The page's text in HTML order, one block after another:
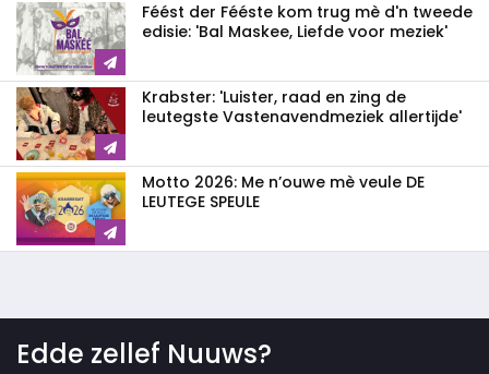
Féést der Fééste kom trug mè d'n tweede
edisie: 'Bal Maskee, Liefde voor meziek'
Krabster: 'Luister, raad en zing de
leutegste Vastenavendmeziek allertijde'
Motto 2026: Me n’ouwe mè veule DE
LEUTEGE SPEULE
Edde zellef Nuuws?